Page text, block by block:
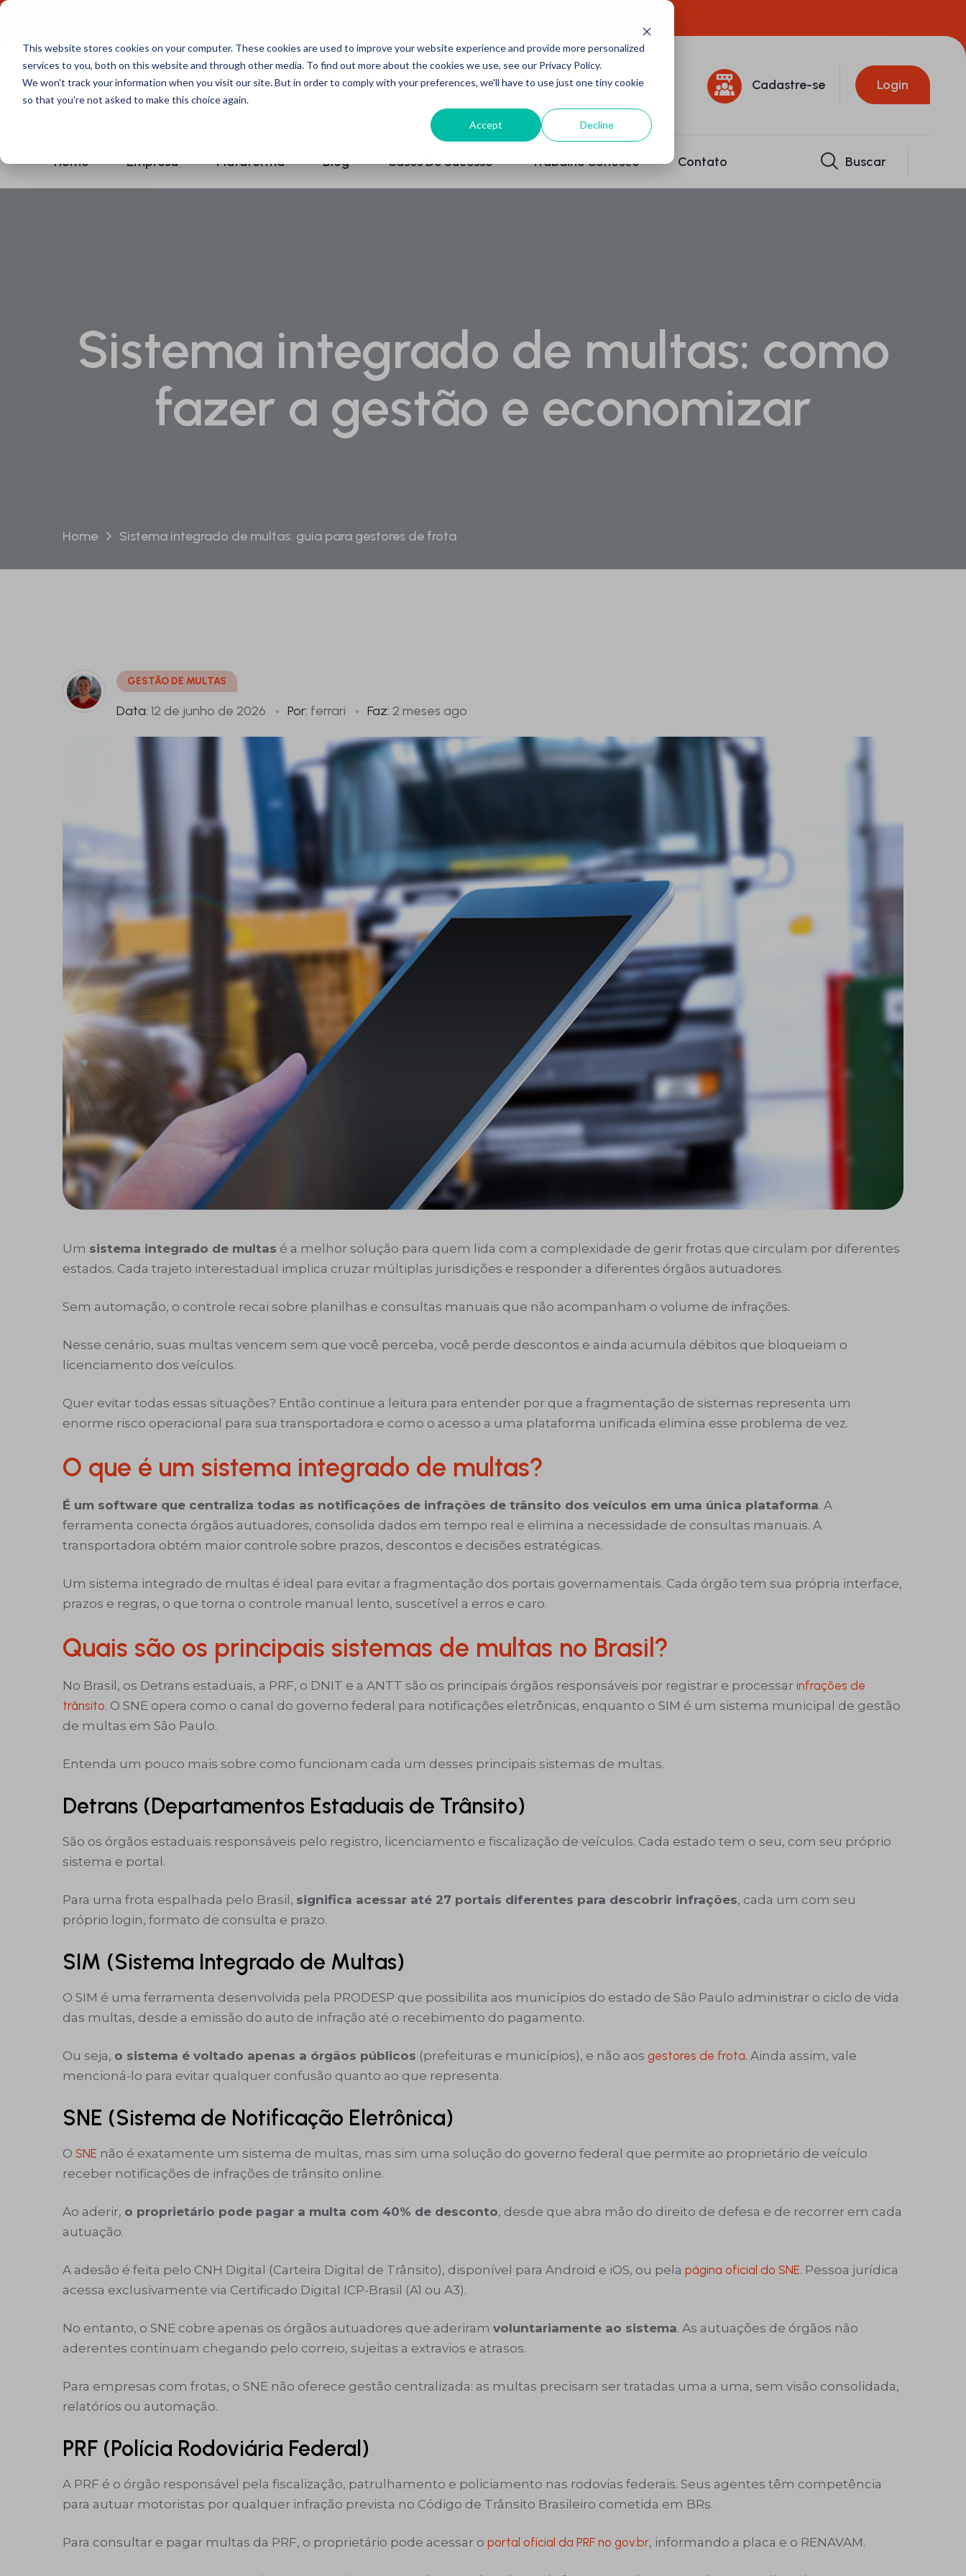
This website stores cookies on your computer. These cookies are used to improve your website experience and provide more personalized
services to you, both on this website and through other media. To find out more about the cookies we use, see our Privacy Policy.
We won't track your information when you visit our site. But in order to comply with your preferences, we'll have to use just one tiny cookie
so that you're not asked to make this choice again.
Accept Decline
Cadastre-se Login
Home Empresa Plataforma Blog Cases De Sucesso Trabalhe Conosco Contato Buscar
Sistema integrado de multas: como
fazer a gestão e economizar
Home Sistema integrado de multas: guia para gestores de frota
GESTÃO DE MULTAS
Data: 12 de junho de 2026 Por: ferrari Faz: 2 meses ago
Um sistema integrado de multas é a melhor solução para quem lida com a complexidade de gerir frotas que circulam por diferentes
estados. Cada trajeto interestadual implica cruzar múltiplas jurisdições e responder a diferentes órgãos autuadores.
Sem automação, o controle recai sobre planilhas e consultas manuais que não acompanham o volume de infrações.
Nesse cenário, suas multas vencem sem que você perceba, você perde descontos e ainda acumula débitos que bloqueiam o
licenciamento dos veículos.
Quer evitar todas essas situações? Então continue a leitura para entender por que a fragmentação de sistemas representa um
enorme risco operacional para sua transportadora e como o acesso a uma plataforma unificada elimina esse problema de vez.
O que é um sistema integrado de multas?
É um software que centraliza todas as notificações de infrações de trânsito dos veículos em uma única plataforma. A
ferramenta conecta órgãos autuadores, consolida dados em tempo real e elimina a necessidade de consultas manuais. A
transportadora obtém maior controle sobre prazos, descontos e decisões estratégicas.
Um sistema integrado de multas é ideal para evitar a fragmentação dos portais governamentais. Cada órgão tem sua própria interface,
prazos e regras, o que torna o controle manual lento, suscetível a erros e caro.
Quais são os principais sistemas de multas no Brasil?
No Brasil, os Detrans estaduais, a PRF, o DNIT e a ANTT são os principais órgãos responsáveis por registrar e processar infrações de
trânsito. O SNE opera como o canal do governo federal para notificações eletrônicas, enquanto o SIM é um sistema municipal de gestão
de multas em São Paulo.
Entenda um pouco mais sobre como funcionam cada um desses principais sistemas de multas.
Detrans (Departamentos Estaduais de Trânsito)
São os órgãos estaduais responsáveis pelo registro, licenciamento e fiscalização de veículos. Cada estado tem o seu, com seu próprio
sistema e portal.
Para uma frota espalhada pelo Brasil, significa acessar até 27 portais diferentes para descobrir infrações, cada um com seu
próprio login, formato de consulta e prazo.
SIM (Sistema Integrado de Multas)
O SIM é uma ferramenta desenvolvida pela PRODESP que possibilita aos municípios do estado de São Paulo administrar o ciclo de vida
das multas, desde a emissão do auto de infração até o recebimento do pagamento.
Ou seja, o sistema é voltado apenas a órgãos públicos (prefeituras e municípios), e não aos gestores de frota. Ainda assim, vale
mencioná-lo para evitar qualquer confusão quanto ao que representa.
SNE (Sistema de Notificação Eletrônica)
O SNE não é exatamente um sistema de multas, mas sim uma solução do governo federal que permite ao proprietário de veículo
receber notificações de infrações de trânsito online.
Ao aderir, o proprietário pode pagar a multa com 40% de desconto, desde que abra mão do direito de defesa e de recorrer em cada
autuação.
A adesão é feita pelo CNH Digital (Carteira Digital de Trânsito), disponível para Android e iOS, ou pela página oficial do SNE. Pessoa jurídica
acessa exclusivamente via Certificado Digital ICP-Brasil (A1 ou A3).
No entanto, o SNE cobre apenas os órgãos autuadores que aderiram voluntariamente ao sistema. As autuações de órgãos não
aderentes continuam chegando pelo correio, sujeitas a extravios e atrasos.
Para empresas com frotas, o SNE não oferece gestão centralizada: as multas precisam ser tratadas uma a uma, sem visão consolidada,
relatórios ou automação.
PRF (Polícia Rodoviária Federal)
A PRF é o órgão responsável pela fiscalização, patrulhamento e policiamento nas rodovias federais. Seus agentes têm competência
para autuar motoristas por qualquer infração prevista no Código de Trânsito Brasileiro cometida em BRs.
Para consultar e pagar multas da PRF, o proprietário pode acessar o portal oficial da PRF no gov.br, informando a placa e o RENAVAM.